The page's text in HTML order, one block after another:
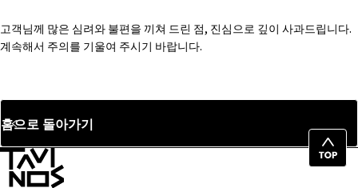
고객님께 많은 심려와 불편을 끼쳐 드린 점, 진심으로 깊이 사과드립니다.
계속해서 주의를 기울여 주시기 바랍니다.
홈으로 돌아가기
페